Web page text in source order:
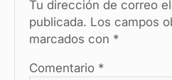
o
k
p
Tu dirección de correo
publicada. Los campos
marcados con *
Comentario *